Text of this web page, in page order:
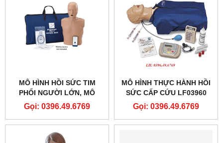
MÔ HÌNH HỒI SỨC TIM
PHỔI NGƯỜI LỚN, MÔ
HÌNH ÉP TIM THỔI NGẠT
PP-AM-2000-1-MS
Gọi: 0396.49.6769
MÔ HÌNH THỰC HÀNH HỒI
SỨC CẤP CỨU LF03960
NASCO
Gọi: 0396.49.6769